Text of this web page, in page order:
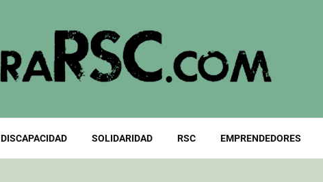
DISCAPACIDAD SOLIDARIDAD RSC EMPRENDEDORES